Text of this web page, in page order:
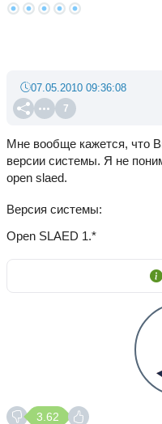
7
07.05.2010 09:36:08
Мне вообще кажется, что
версии системы. Я не
open slaed.
Версия системы
Open SLAED 1.*
3.62